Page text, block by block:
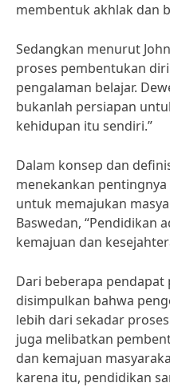
membentuk akhlak dan
Sedangkan menurut
proses pembentukan
pengalaman belajar.
bukanlah persiapan
kehidupan itu sendiri.”
Dalam konsep dan
menekankan
untuk memajukan
Baswedan, “Pendidikan
kemajuan dan
Dari beberapa pendapat
disimpulkan bahwa
lebih dari sekadar
juga melibatkan
dan kemajuan
karena itu, pendidikan